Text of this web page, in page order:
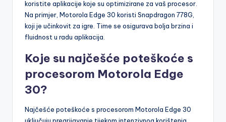
postavki uređaja. Četvrto, provjerite dopuštenja
aplikacija kako biste smanjili resurse koje koriste. Peto,
koristite aplikacije koje su optimizirane za vaš procesor.
Na primjer, Motorola Edge 30 koristi Snapdragon 778G,
fluidnost u radu aplikacija.
Koje su najčešće poteškoće s
30?